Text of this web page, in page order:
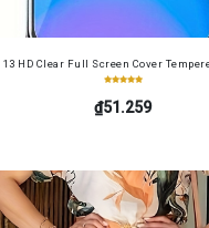
HD Clear Full Screen Cover
₫51.259